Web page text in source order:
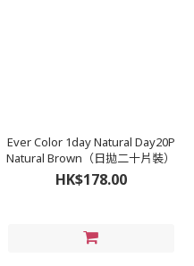
Ever Color 1day Natural Day20P
Natural Brown（日拋二十片裝）
HK$178.00